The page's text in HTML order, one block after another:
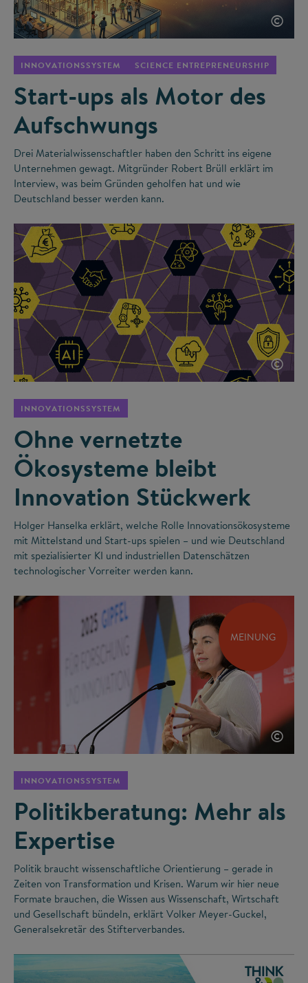
©
INNOVATIONSSYSTEM SCIENCE ENTREPRENEURSHIP
Start-ups als Motor des
Aufschwungs
Drei Materialwissenschaftler haben den Schritt ins eigene
Unternehmen gewagt. Mitgründer Robert Brüll erklärt im
Interview, was beim Gründen geholfen hat und wie
Deutschland besser werden kann.
©
INNOVATIONSSYSTEM
Ohne vernetzte
Ökosysteme bleibt
Innovation Stückwerk
Holger Hanselka erklärt, welche Rolle Innovationsökosysteme
mit Mittelstand und Start-ups spielen – und wie Deutschland
mit spezialisierter KI und industriellen Datenschätzen
technologischer Vorreiter werden kann.
MEINUNG
©
INNOVATIONSSYSTEM
Politikberatung: Mehr als
Expertise
Politik braucht wissenschaftliche Orientierung – gerade in
Zeiten von Transformation und Krisen. Warum wir hier neue
Formate brauchen, die Wissen aus Wissenschaft, Wirtschaft
und Gesellschaft bündeln, erklärt Volker Meyer-Guckel,
Generalsekretär des Stifterverbandes.